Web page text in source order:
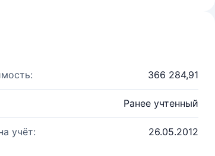
366 284,91
Ранее учтенный
учёт: 26.05.2012